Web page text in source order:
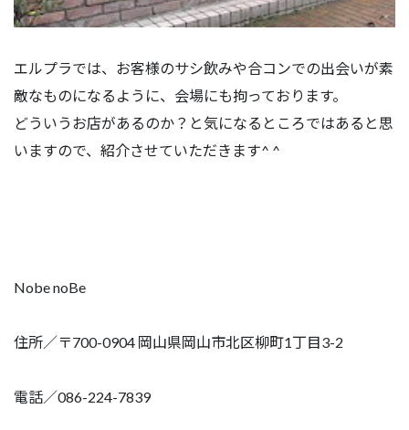
エルプラでは、お客様のサシ飲みや合コンでの出会いが素
敵なものになるように、会場にも拘っております。
どういうお店があるのか？と気になるところではあると思
いますので、紹介させていただきます^ ^
Nobe noBe
住所／〒700-0904 岡山県岡山市北区柳町1丁目3-2
電話／086-224-7839